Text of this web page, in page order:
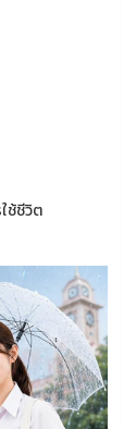
ช้ชีวิต